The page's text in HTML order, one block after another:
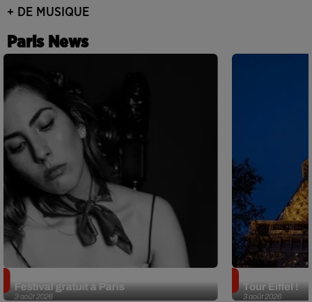
+ DE MUSIQUE
Paris News
3 août 2026
Festival gratuit à Paris
3 août 2026
Tour Eiffel !